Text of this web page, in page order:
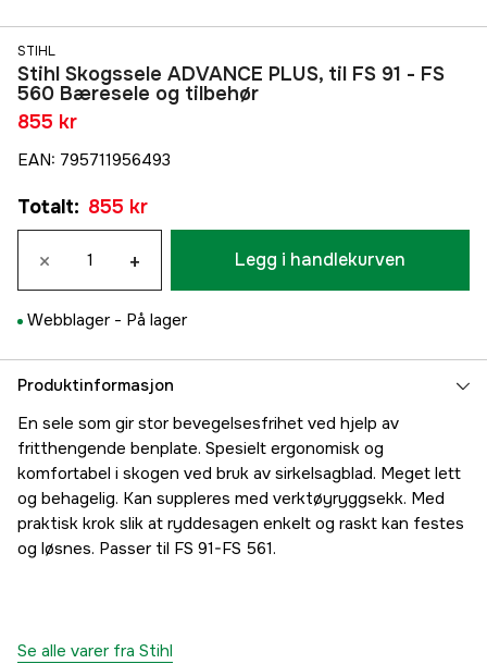
STIHL
Stihl Skogssele ADVANCE PLUS, til FS 91 - FS
560 Bæresele og tilbehør
855 kr
EAN: 795711956493
Totalt: 855 kr
× + Legg i handlekurven
Webblager - På lager
Produktinformasjon
En sele som gir stor bevegelsesfrihet ved hjelp av
fritthengende benplate. Spesielt ergonomisk og
komfortabel i skogen ved bruk av sirkelsagblad. Meget lett
og behagelig. Kan suppleres med verktøyryggsekk. Med
praktisk krok slik at ryddesagen enkelt og raskt kan festes
og løsnes. Passer til FS 91-FS 561.
Se alle varer fra Stihl